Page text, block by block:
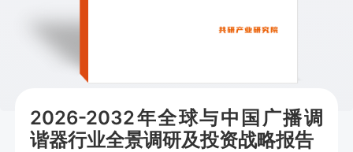
2026-2032年全球与中国广播调
谐器行业全景调研及投资战略报告